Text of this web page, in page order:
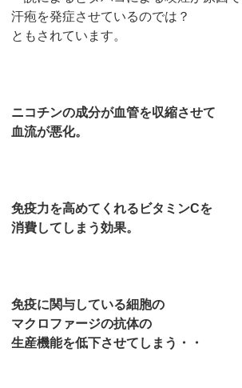
汗疱を発症させているのでは？
ともされています。
ニコチンの成分が血管を収縮させて
血流が悪化。
免疫力を高めてくれるビタミンCを
消費してしまう効果。
免疫に関与している細胞の
マクロファージの抗体の
生産機能を低下させてしまう・・